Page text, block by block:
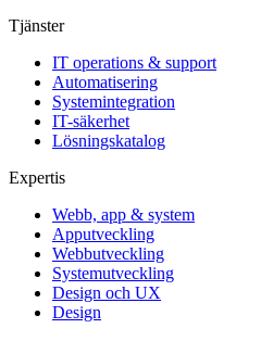
Tjänster
IT operations & support
Automatisering
Systemintegration
IT-säkerhet
Lösningskatalog
Expertis
Webb, app & system
Apputveckling
Webbutveckling
Systemutveckling
Design och UX
Design